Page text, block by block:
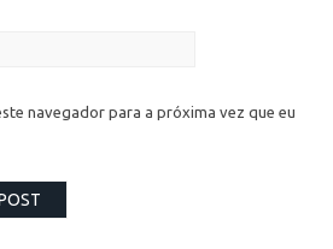
navegador para a próxima vez que eu